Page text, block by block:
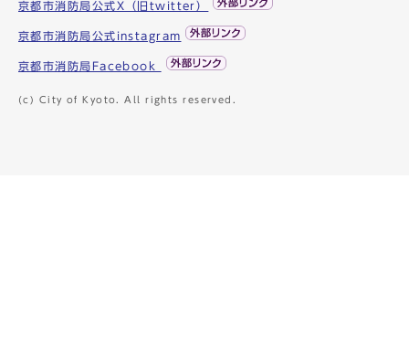
京都市消防局公式X（旧twitter）
京都市消防局公式instagram
京都市消防局Facebook
(c) City of Kyoto. All rights reserved.